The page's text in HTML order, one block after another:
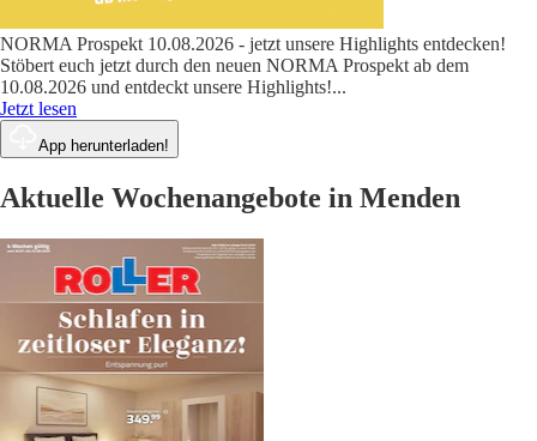
NORMA Prospekt 10.08.2026 - jetzt unsere Highlights entdecken!
Stöbert euch jetzt durch den neuen NORMA Prospekt ab dem
10.08.2026 und entdeckt unsere Highlights!...
Jetzt lesen
App herunterladen!
Aktuelle Wochenangebote in Menden